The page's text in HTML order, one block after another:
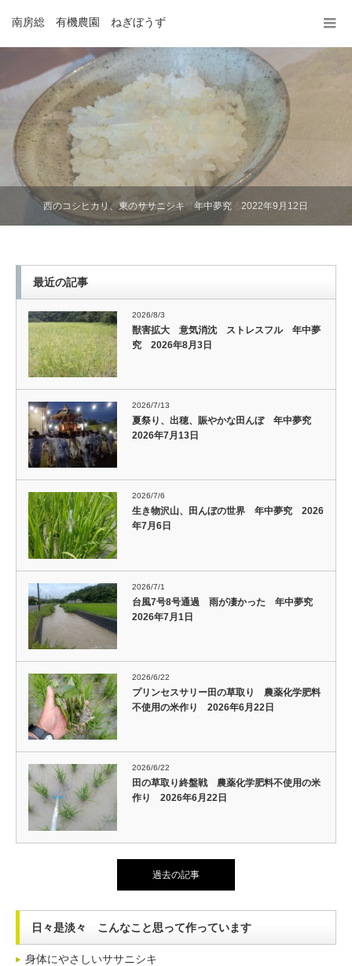
南房総 有機農園 ねぎぼうず
西のコシヒカリ、東のササニシキ 年中夢究 2022年9月12日
最近の記事
2026/8/3
獣害拡大 意気消沈 ストレスフル 年中夢
究 2026年8月3日
2026/7/13
夏祭り、出穂、賑やかな田んぼ 年中夢究
2026年7月13日
2026/7/6
生き物沢山、田んぼの世界 年中夢究 2026
年7月6日
2026/7/1
台風7号8号通過 雨が凄かった 年中夢究
2026年7月1日
2026/6/22
プリンセスサリー田の草取り 農薬化学肥料
不使用の米作り 2026年6月22日
2026/6/22
田の草取り終盤戦 農薬化学肥料不使用の米
作り 2026年6月22日
過去の記事
日々是淡々 こんなこと思って作っています
身体にやさしいササニシキ